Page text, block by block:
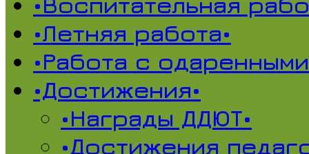
•Летняя работа•
•Работа с
•Достижения•
•Награды ДДЮТ•
•Достижения